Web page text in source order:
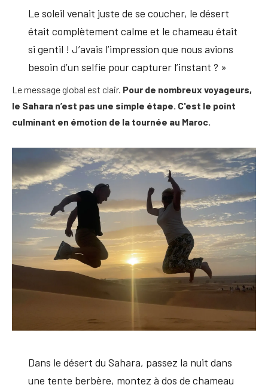
Le soleil venait juste de se coucher, le désert
était complètement calme et le chameau était
si gentil ! J’avais l’impression que nous avions
besoin d’un selfie pour capturer l’instant ? »
Le message global est clair. Pour de nombreux voyageurs,
le Sahara n’est pas une simple étape. C'est le point
culminant en émotion de la tournée au Maroc.
Dans le désert du Sahara, passez la nuit dans
une tente berbère, montez à dos de chameau